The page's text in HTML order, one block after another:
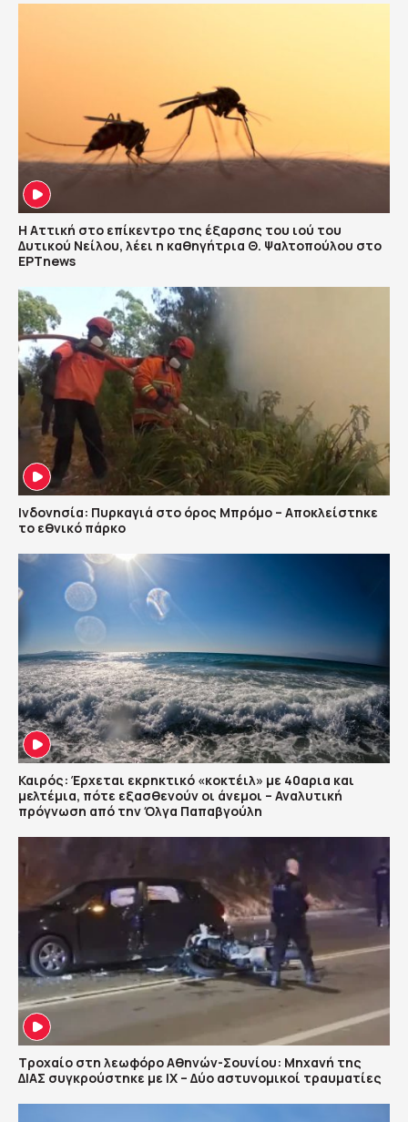
Η Αττική στο επίκεντρο της έξαρσης του ιού του
Δυτικού Νείλου, λέει η καθηγήτρια Θ. Ψαλτοπούλου στο
ΕΡΤnews
Ινδονησία: Πυρκαγιά στο όρος Μπρόμο – Αποκλείστηκε
το εθνικό πάρκο
Καιρός: Έρχεται εκρηκτικό «κοκτέιλ» με 40αρια και
μελτέμια, πότε εξασθενούν οι άνεμοι – Αναλυτική
πρόγνωση από την Όλγα Παπαβγούλη
Τροχαίο στη λεωφόρο Αθηνών-Σουνίου: Μηχανή της
ΔΙΑΣ συγκρούστηκε με ΙΧ – Δύο αστυνομικοί τραυματίες